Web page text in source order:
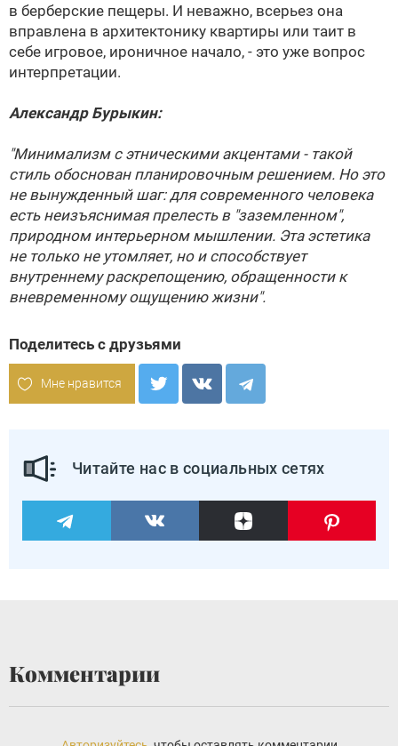
в берберские пещеры. И неважно, всерьез она
вправлена в архитектонику квартиры или таит в
себе игровое, ироничное начало, - это уже вопрос
интерпретации.
Александр Бурыкин:
"Минимализм с этническими акцентами - такой
стиль обоснован планировочным решением. Но это
не вынужденный шаг: для современного человека
есть неизъяснимая прелесть в "заземленном",
природном интерьерном мышлении. Эта эстетика
не только не утомляет, но и способствует
внутреннему раскрепощению, обращенности к
вневременному ощущению жизни".
Поделитесь с друзьями
Мне нравится
Читайте нас в социальных сетях
Комментарии